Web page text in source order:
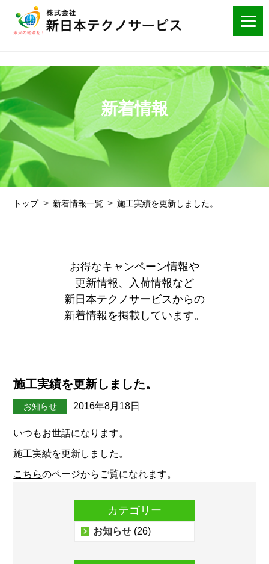
新着情報
トップ 新着情報一覧 施工実績を更新しました。
お得なキャンペーン情報や
更新情報、入荷情報など
新日本テクノサービスからの
新着情報を掲載しています。
カテゴリー
お知らせ (26)
施工実績を更新しました。
お知らせ 2016年8月18日
いつもお世話になります。
施工実績を更新しました。
こちらのページからご覧になれます。